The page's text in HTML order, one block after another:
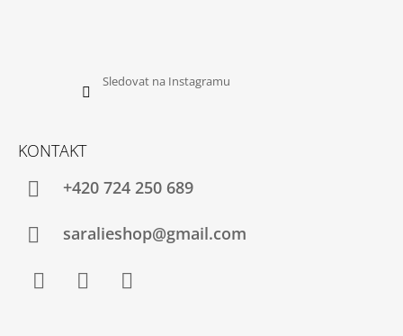
Sledovat na Instagramu
KONTAKT
+420 724 250 689
saralieshop@gmail.com